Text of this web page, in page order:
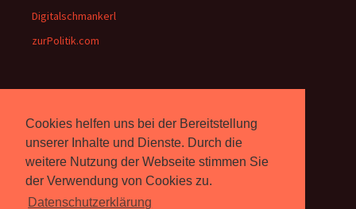
Cookies helfen uns bei der Bereitstellung
unserer Inhalte und Dienste. Durch die
weitere Nutzung der Webseite stimmen Sie
der Verwendung von Cookies zu.
Datenschutzerklärung
Digitalschmankerl
zurPolitik.com
Über Uns
Rebell.atberichtet seit 2003
unabhängig über Computer-
und Videospiele. ( Impressum )